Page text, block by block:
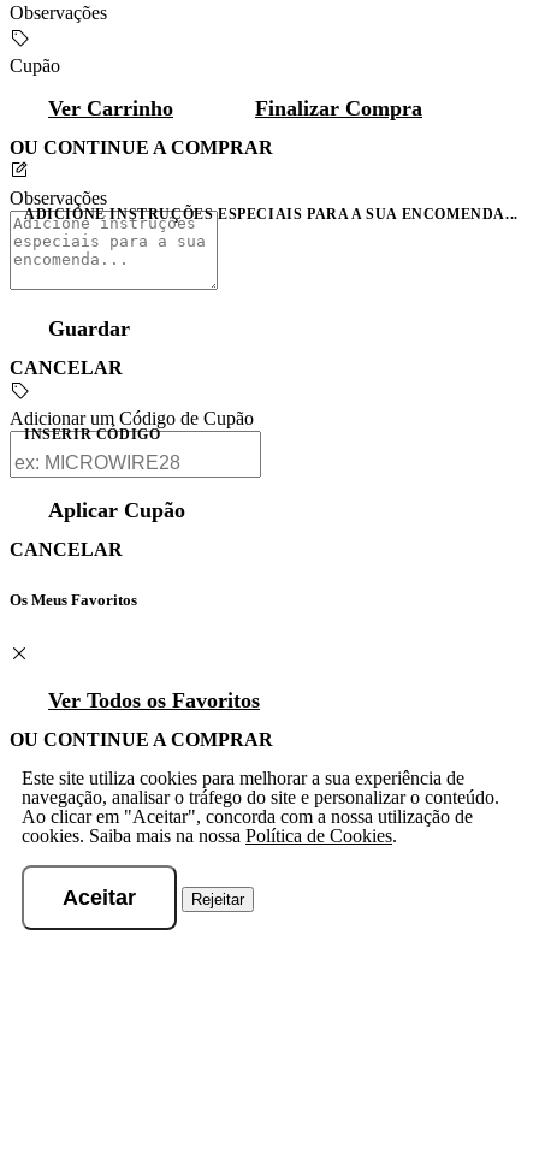
Observações
Cupão
Ver Carrinho Finalizar Compra
OU CONTINUE A COMPRAR
Observações
ADICIONE INSTRUÇÕES ESPECIAIS PARA A SUA ENCOMENDA...
Guardar
CANCELAR
Adicionar um Código de Cupão
INSERIR CÓDIGO
Aplicar Cupão
CANCELAR
Os Meus Favoritos
Ver Todos os Favoritos
OU CONTINUE A COMPRAR
Este site utiliza cookies para melhorar a sua experiência de
navegação, analisar o tráfego do site e personalizar o conteúdo.
Ao clicar em "Aceitar", concorda com a nossa utilização de
cookies. Saiba mais na nossa Política de Cookies.
Aceitar Rejeitar